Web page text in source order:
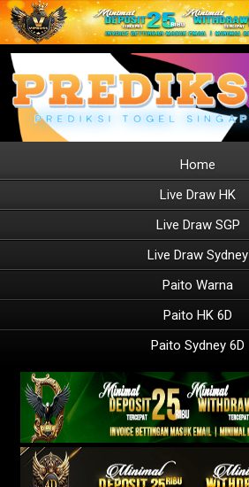
Home
Live Draw HK
Live Draw SGP
Live Draw Sydney
Paito Warna
Paito HK 6D
Paito Sydney 6D